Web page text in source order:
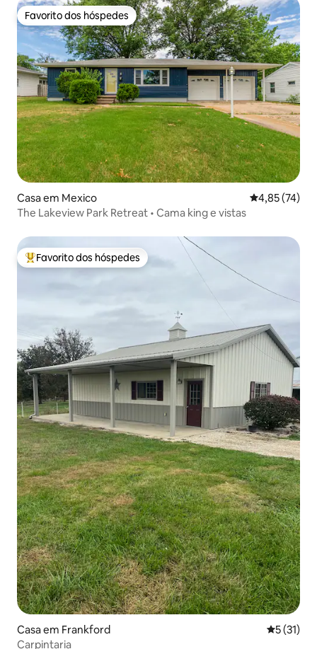
Favorito dos hóspedes
Favorito dos hóspedes
Casa em Mexico Classificação
4,85 (74)
The Lakeview Park Retreat • Cama king e vistas
Favoritos dos hóspedes mais apreciados
Favorito dos hóspedes
Casa em Frankford
5 (31)
Carpintaria